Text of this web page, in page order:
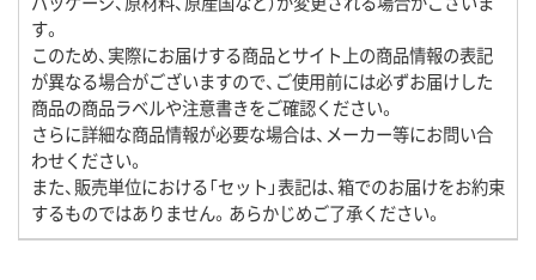
す。
このため、実際にお届けする商品とサイト上の商品情報の表記
が異なる場合がございますので、ご使用前には必ずお届けした
商品の商品ラベルや注意書きをご確認ください。
さらに詳細な商品情報が必要な場合は、メーカー等にお問い合
わせください。
また、販売単位における「セット」表記は、箱でのお届けをお約束
するものではありません。あらかじめご了承ください。